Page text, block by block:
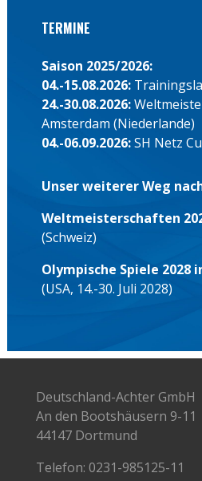
TERMINE
Saison 2025/2026:
04.-15.08.2026:
24.-30.08.2026:
Amsterdam (Niederlande)
04.-06.09.2026:SH Netz
Unser weiterer Weg
Weltmeisterschaften
(Schweiz)
Olympische Spiele 2028
(USA, 14.-30. Juli 2028)
Deutschland-Achter GmbH
An den Bootshäusern 9-11
44147 Dortmund
Telefon: 0231-985125-11